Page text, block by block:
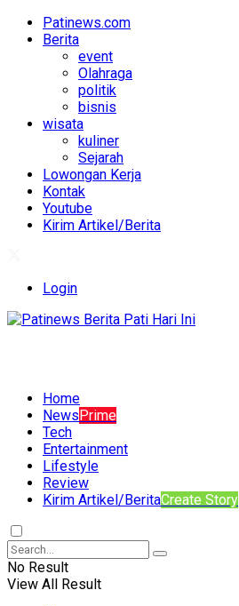
Patinews.com
Berita
event
Olahraga
politik
bisnis
wisata
kuliner
Sejarah
Lowongan Kerja
Kontak
Youtube
Kirim Artikel/Berita
Login
Home
NewsPrime
Tech
Entertainment
Lifestyle
Review
Kirim Artikel/BeritaCreate Story
No Result
View All Result